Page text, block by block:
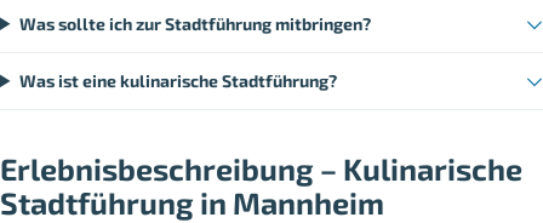
Was sollte ich zur Stadtführung mitbringen?
Was ist eine kulinarische Stadtführung?
Erlebnisbeschreibung – Kulinarische
Stadtführung in Mannheim